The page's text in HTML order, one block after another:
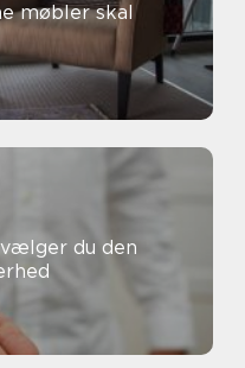
møbler skal